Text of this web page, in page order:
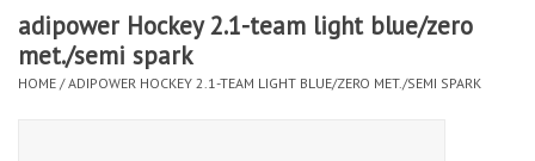
CLUBSHOPS
adipower Hockey 2.1-team light blue/zero
met./semi spark
HOME /ADIPOWER HOCKEY 2.1-TEAM LIGHT BLUE/ZERO MET./SEMI SPARK